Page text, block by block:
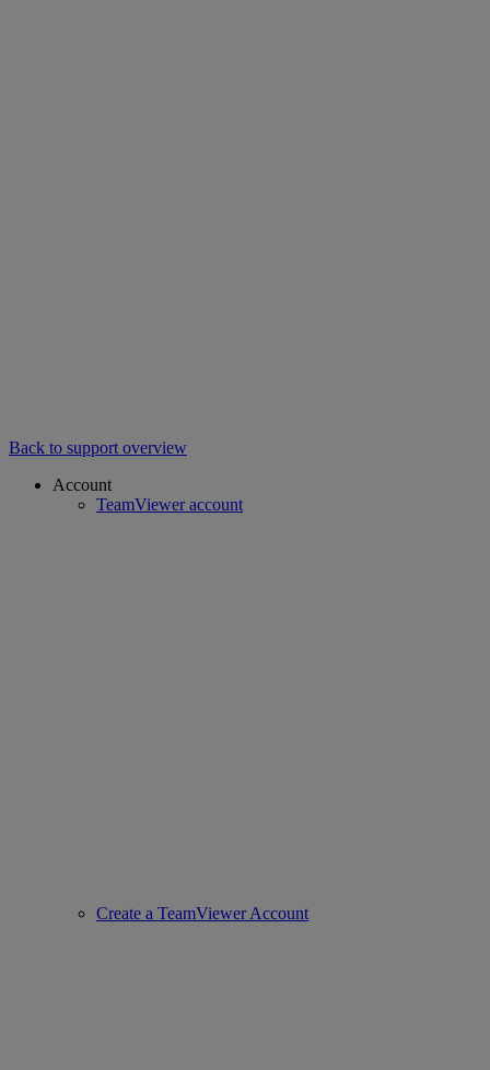
Back to support overview
Account
TeamViewer account
Create a TeamViewer Account